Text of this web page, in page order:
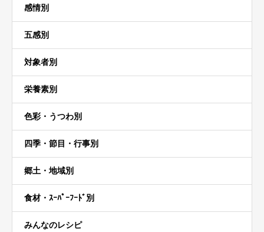
感情別
五感別
対象者別
栄養素別
色彩・うつわ別
四季・節目・行事別
郷土・地域別
食材・ｽｰﾊﾟｰﾌｰﾄﾞ別
みんなのレシピ